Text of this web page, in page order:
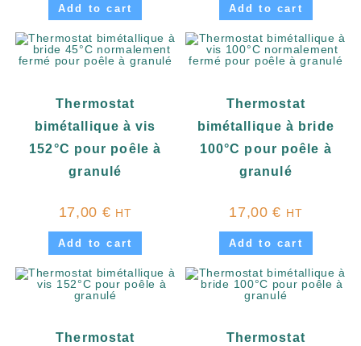
Add to cart Add to cart
Thermostat
bimétallique à vis
152°C pour poêle à
granulé
17,00 € HT
Add to cart
Thermostat
bimétallique à bride
100°C pour poêle à
granulé
17,00€ HT
Add to cart
Thermostat
Thermostat